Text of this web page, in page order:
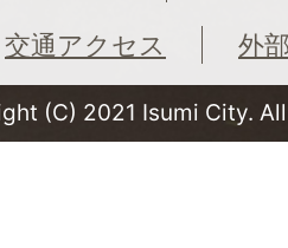
交通アクセス
外
(C) 2021 Isumi City.